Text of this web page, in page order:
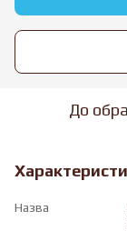
До
Назва